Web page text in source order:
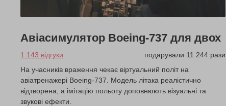
Авіасимулятор Boeing-737 для двох
1 143 відгуки
подарували 11 244 рази
На учасників враження чекає віртуальний політ на
авіатренажері Boeing-737. Модель літака реалістично
відтворена, а імітацію польоту доповнюють візуальні та
звукові ефекти.